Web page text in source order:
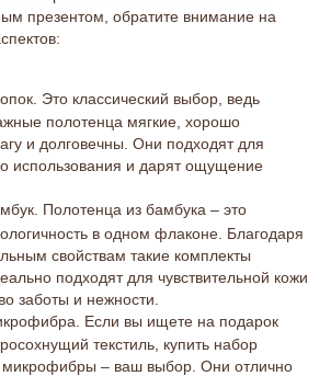
презентом, обратите внимание на
Это классический выбор, ведь
полотенца мягкие, хорошо
и долговечны. Они подходят для
использования и дарят ощущение
Полотенца из бамбука – это
в одном флаконе. Благодаря
свойствам такие комплекты
подходят для чувствительной кожи
заботы и нежности.
Если вы ищете на подарок
текстиль, купить набор
микрофибры – ваш выбор. Они отлично